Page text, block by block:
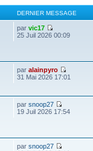
DERNIER MESSAGE
parvic17
25 Juil 2026 00:09
paralainpyro
31 Mai 2026 17:01
parsnoop27
19 Juil 2026 17:54
parsnoop27